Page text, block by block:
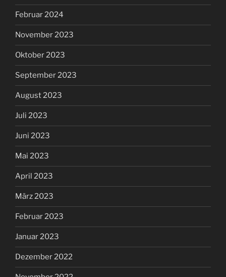
Februar 2024
November 2023
Oktober 2023
September 2023
August 2023
Juli 2023
Juni 2023
Mai 2023
April 2023
März 2023
Februar 2023
Januar 2023
Dezember 2022